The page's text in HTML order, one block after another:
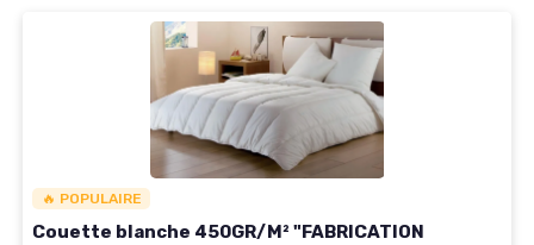
🔥 POPULAIRE
Couette blanche 450GR/M² "FABRICATION